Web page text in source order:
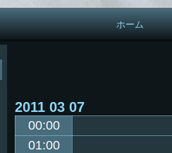
ホーム
2011 03 07
00:00
01:00